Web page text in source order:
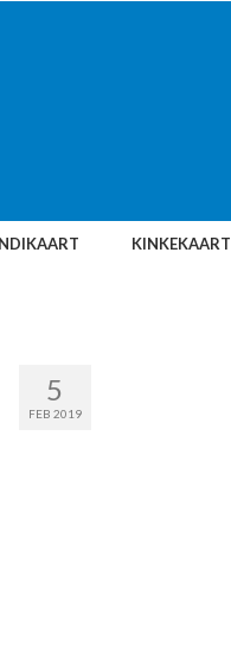
KINKEKAART
5
FEB 2019